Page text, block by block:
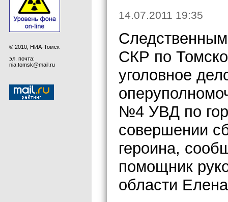
© 2010, НИА-Томск
эл. почта:
nia.tomsk@mail.ru
14.07.2011 19:35
СКР по
уголовное
№4 УВД по
совершении
героина,
помощник
области